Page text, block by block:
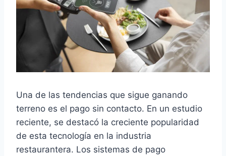
Una de las tendencias que sigue ganando
terreno es el pago sin contacto. En un estudio
reciente, se destacó la creciente popularidad
de esta tecnología en la industria
restaurantera. Los sistemas de pago